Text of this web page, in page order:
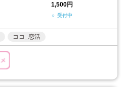
1,500円
○ 受付中
ココ_恋活